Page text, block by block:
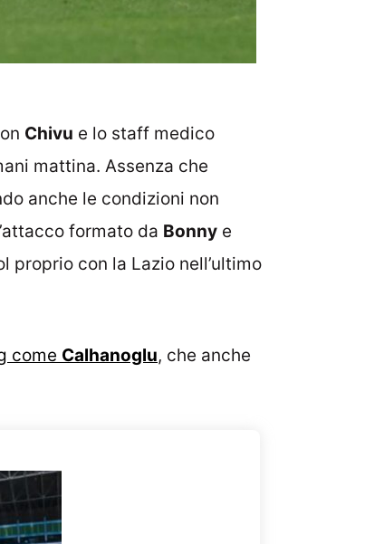
Chivu e lo staff medico
mattina. Assenza che
anche le condizioni non
formato da Bonny e
proprio con la Lazio nell’ultimo
come Calhanoglu, che anche